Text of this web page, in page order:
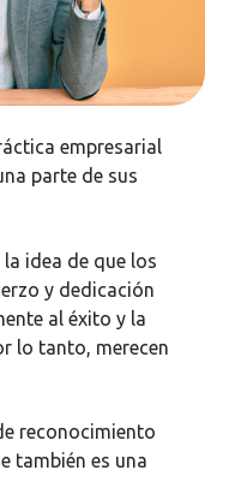
empresarial
parte de sus
idea de que los
y dedicación
al éxito y la
lo tanto, merecen
reconocimiento
también es una